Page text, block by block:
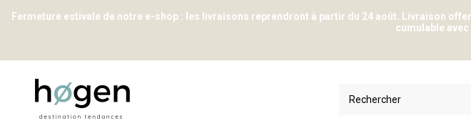
Fermeture estivale de notre e-shop : les livraisons reprendront à partir du 24 août. Livraison
cumulable